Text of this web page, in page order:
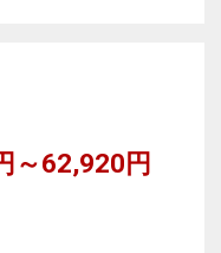
わっており、
心ゆくまでお楽
～62,920円